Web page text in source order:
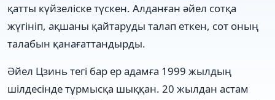
қатты күйзеліске түскен. Алданған әйел сотқа
жүгініп, ақшаны қайтаруды талап еткен, сот оның
талабын қанағаттандырды.
Әйел Цзинь тегі бар ер адамға 1999 жылдың
шілдесінде тұрмысқа шыққан. 20 жылдан астам